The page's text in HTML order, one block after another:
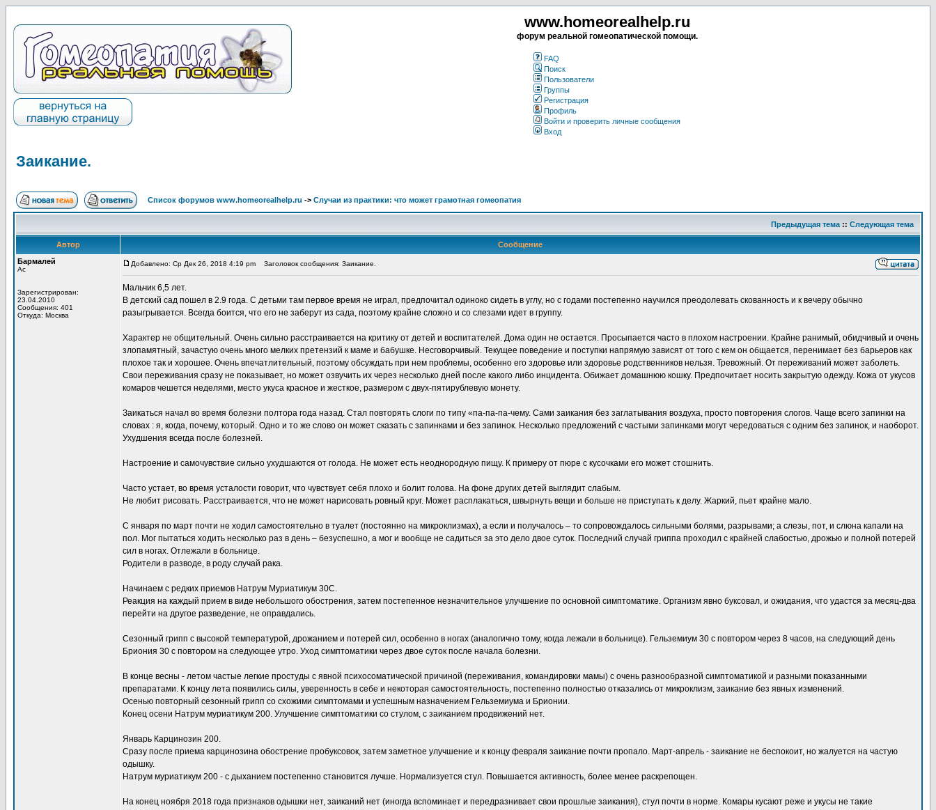
www.homeorealhelp.ru
форум реальной гомеопатической помощи.
FAQ
Поиск
Пользователи
Группы
Регистрация
Профиль
Войти и проверить личные сообщения
Вход
Заикание.
Список форумов www.homeorealhelp.ru -> Случаи из практики: что может грамотная гомеопатия
Предыдущая тема :: Следующая тема
Автор
Сообщение
Бармалей
Ас
Зарегистрирован:
23.04.2010
Сообщения: 401
Откуда: Москва
Добавлено: Ср Дек 26, 2018 4:19 pm Заголовок сообщения: Заикание.
Мальчик 6,5 лет.
В детский сад пошел в 2.9 года. С детьми там первое время не играл, предпочитал одиноко сидеть в углу, но с годами постепенно научился преодолевать скованность и к вечеру обычно
разыгрывается. Всегда боится, что его не заберут из сада, поэтому крайне сложно и со слезами идет в группу.
Характер не общительный. Очень сильно расстраивается на критику от детей и воспитателей. Дома один не остается. Просыпается часто в плохом настроении. Крайне ранимый, обидчивый и очень
злопамятный, зачастую очень много мелких претензий к маме и бабушке. Несговорчивый. Текущее поведение и поступки напрямую зависят от того с кем он общается, перенимает без барьеров как
плохое так и хорошее. Очень впечатлительный, поэтому обсуждать при нем проблемы, особенно его здоровье или здоровье родственников нельзя. Тревожный. От переживаний может заболеть.
Свои переживания сразу не показывает, но может озвучить их через несколько дней после какого либо инцидента. Обижает домашнюю кошку. Предпочитает носить закрытую одежду. Кожа от укусов
комаров чешется неделями, место укуса красное и жесткое, размером с двух-пятирублевую монету.
Заикаться начал во время болезни полтора года назад. Стал повторять слоги по типу «па-па-па-чему. Сами заикания без заглатывания воздуха, просто повторения слогов. Чаще всего запинки на
словах : я, когда, почему, который. Одно и то же слово он может сказать с запинками и без запинок. Несколько предложений с частыми запинками могут чередоваться с одним без запинок, и наоборот.
Ухудшения всегда после болезней.
Настроение и самочувствие сильно ухудшаются от голода. Не может есть неоднородную пищу. К примеру от пюре с кусочками его может стошнить.
Часто устает, во время усталости говорит, что чувствует себя плохо и болит голова. На фоне других детей выглядит слабым.
Не любит рисовать. Расстраивается, что не может нарисовать ровный круг. Может расплакаться, швырнуть вещи и больше не приступать к делу. Жаркий, пьет крайне мало.
С января по март почти не ходил самостоятельно в туалет (постоянно на микроклизмах), а если и получалось – то сопровождалось сильными болями, разрывами; а слезы, пот, и слюна капали на
пол. Мог пытаться ходить несколько раз в день – безуспешно, а мог и вообще не садиться за это дело двое суток. Последний случай гриппа проходил с крайней слабостью, дрожью и полной потерей
сил в ногах. Отлежали в больнице.
Родители в разводе, в роду случай рака.
Начинаем с редких приемов Натрум Муриатикум 30С.
Реакция на каждый прием в виде небольшого обострения, затем постепенное незначительное улучшение по основной симптоматике. Организм явно буксовал, и ожидания, что удастся за месяц-два
перейти на другое разведение, не оправдались.
Сезонный грипп с высокой температурой, дрожанием и потерей сил, особенно в ногах (аналогично тому, когда лежали в больнице). Гельземиум 30 с повтором через 8 часов, на следующий день
Бриония 30 с повтором на следующее утро. Уход симптоматики через двое суток после начала болезни.
В конце весны - летом частые легкие простуды с явной психосоматической причиной (переживания, командировки мамы) с очень разнообразной симптоматикой и разными показанными
препаратами. К концу лета появились силы, уверенность в себе и некоторая самостоятельность, постепенно полностью отказались от микроклизм, заикание без явных изменений.
Осенью повторный сезонный грипп со схожими симптомами и успешным назначением Гельземиума и Брионии.
Конец осени Натрум муриатикум 200. Улучшение симптоматики со стулом, с заиканием продвижений нет.
Январь Карцинозин 200.
Сразу после приема карцинозина обострение пробуксовок, затем заметное улучшение и к концу февраля заикание почти пропало. Март-апрель - заикание не беспокоит, но жалуется на частую
одышку.
Натрум муриатикум 200 - с дыханием постепенно становится лучше. Нормализуется стул. Повышается активность, более менее раскрепощен.
На конец ноября 2018 года признаков одышки нет, заиканий нет (иногда вспоминает и передразнивает свои прошлые заикания), стул почти в норме. Комары кусают реже и укусы не такие